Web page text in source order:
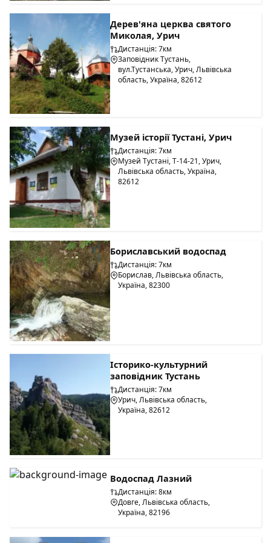
Дерев'яна церква святого
Миколая, Урич
Дистанція: 7км
Заповідник Tустань,
вул.Тустанська, Урич, Львівська
область, Україна, 82612
Музей історії Тустані, Урич
Дистанція: 7км
Музей Тустані, Т-14-21, Урич,
Львівська область, Україна,
82612
Бориславський водоспад
Дистанція: 7км
Борислав, Львівська область,
Україна, 82300
Історико-культурний
заповідник Тустань
Дистанція: 7км
Урич, Львівська область,
Україна, 82612
Водоспад Лазний
Дистанція: 8км
Довге, Львівська область,
Україна, 82196